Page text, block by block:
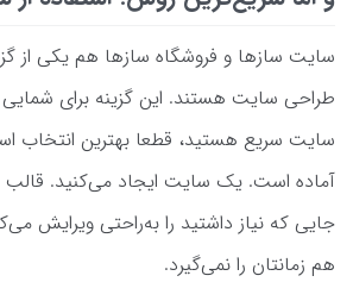
سایت سازها و فروشگاه سازها هم یکی از
طراحی سایت هستند. این گزینه برای
سایت سریع هستید، قطعا بهترین انتخاب
آماده است. یک سایت ایجاد می‌کنید. قالب
جایی که نیاز داشتید را به‌راحتی ویرایش
هم زمانتان را نمی‌گیرد.